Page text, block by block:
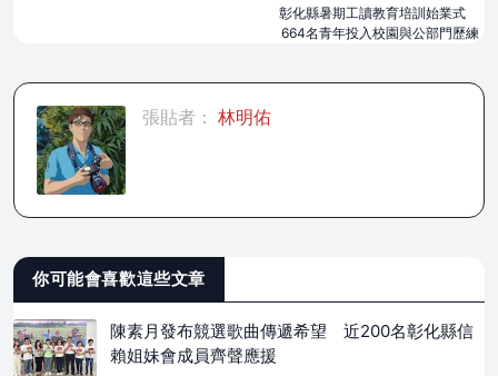
彰化縣暑期工讀教育培訓始業式
664名青年投入校園與公部門歷練
張貼者： 林明佑
你可能會喜歡這些文章
陳素月發布競選歌曲傳遞希望 近200名彰化縣信
賴姐妹會成員齊聲應援